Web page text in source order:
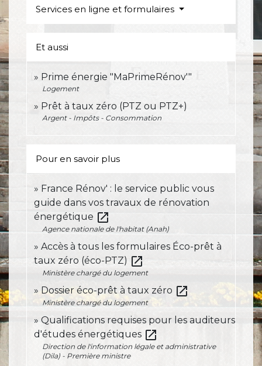
Services en ligne et formulaires
Et aussi
Prime énergie "MaPrimeRénov'"
Logement
Prêt à taux zéro (PTZ ou PTZ+)
Argent - Impôts - Consommation
Pour en savoir plus
France Rénov' : le service public vous
guide dans vos travaux de rénovation
énergétique open_in_new
Agence nationale de l'habitat (Anah)
Accès à tous les formulaires Éco-prêt à
taux zéro (éco-PTZ) open_in_new
Ministère chargé du logement
Dossier éco-prêt à taux zéro open_in_new
Ministère chargé du logement
Qualifications requises pour les auditeurs
d'études énergétiques open_in_new
Direction de l'information légale et administrative
(Dila) - Première ministre